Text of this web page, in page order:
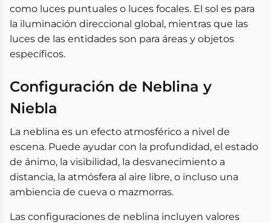
como luces puntuales o luces focales. El sol es para
la iluminación direccional global, mientras que las
luces de las entidades son para áreas y objetos
específicos.
Configuración de Neblina y
Niebla
La neblina es un efecto atmosférico a nivel de
escena. Puede ayudar con la profundidad, el estado
de ánimo, la visibilidad, la desvanecimiento a
distancia, la atmósfera al aire libre, o incluso una
ambiencia de cueva o mazmorras.
Las configuraciones de neblina incluyen valores